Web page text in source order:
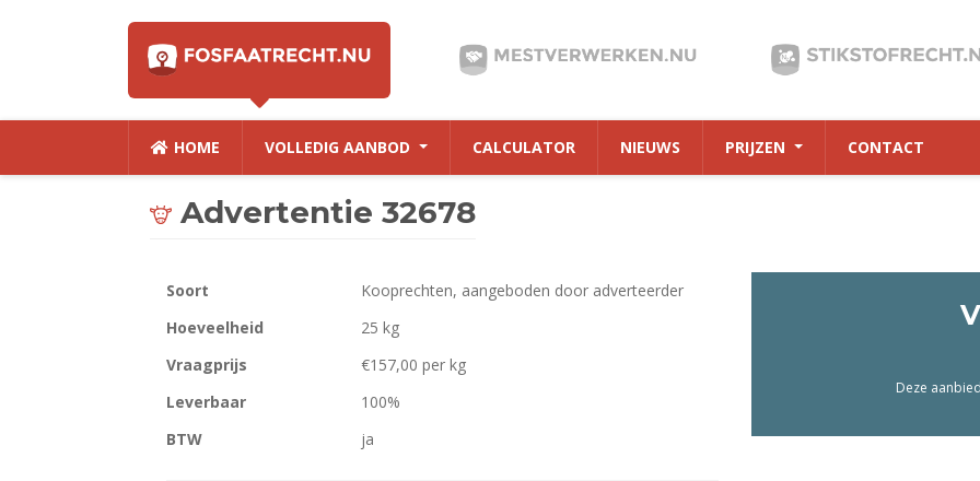
HOME VOLLEDIG AANBOD CALCULATOR NIEUWS PRIJZEN CONTACT
Advertentie 32678
Soort
Kooprechten, aangeboden door adverteerder
Hoeveelheid
25 kg
Vraagprijs
€157,00 per kg
Leverbaar
100%
BTW
ja
Deze